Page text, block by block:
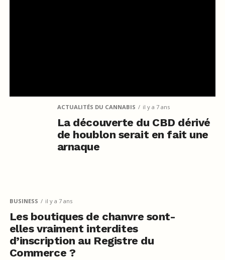
ACTUALITÉS DU CANNABIS il y a 7 ans
La découverte du CBD dérivé
de houblon serait en fait une
arnaque
BUSINESS il y a 7 ans
Les boutiques de chanvre sont-
elles vraiment interdites
d’inscription au Registre du
Commerce ?